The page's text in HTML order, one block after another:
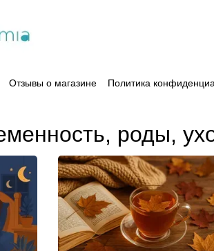
Отзывы о магазине Политика
роды,